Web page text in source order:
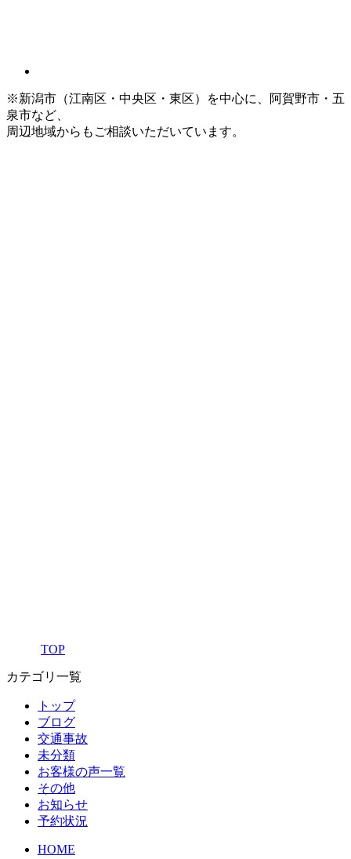
※新潟市（江南区・中央区・東区）を中心に、阿賀野市・五
泉市など、
周辺地域からもご相談いただいています。
TOP
カテゴリ一覧
トップ
ブログ
交通事故
未分類
お客様の声一覧
その他
お知らせ
予約状況
HOME